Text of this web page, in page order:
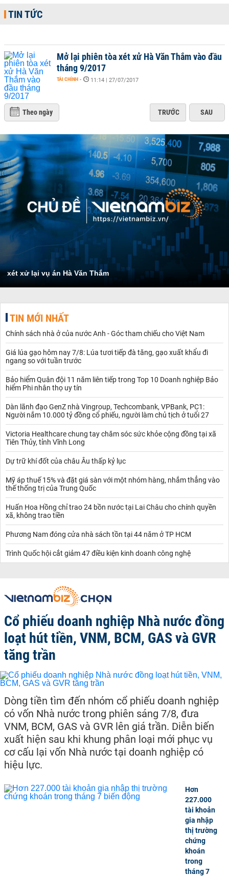
TIN TỨC
Mở lại phiên tòa xét xử Hà Văn Thắm vào đầu
tháng 9/2017
TÀI CHÍNH - 11:14 | 27/07/2017
Theo ngày TRƯỚC SAU
xét xử lại vụ án Hà Văn Thắm
TIN MỚI NHẤT
Chính sách nhà ở của nước Anh - Góc tham chiếu cho Việt Nam
Giá lúa gạo hôm nay 7/8: Lúa tươi tiếp đà tăng, gạo xuất khẩu đi
ngang so với tuần trước
Bảo hiểm Quân đội 11 năm liên tiếp trong Top 10 Doanh nghiệp Bảo
hiểm Phi nhân thọ uy tín
Dàn lãnh đạo GenZ nhà Vingroup, Techcombank, VPBank, PC1:
Người nắm 10.000 tỷ đồng cổ phiếu, người làm chủ tịch ở tuổi 27
Victoria Healthcare chung tay chăm sóc sức khỏe cộng đồng tại xã
Tiên Thủy, tỉnh Vĩnh Long
Dự trữ khí đốt của châu Âu thấp kỷ lục
Mỹ áp thuế 15% và đặt giá sàn với một nhóm hàng, nhắm thẳng vào
thế thống trị của Trung Quốc
Huấn Hoa Hồng chỉ trao 24 bồn nước tại Lai Châu cho chính quyền
xã, không trao tiền
Phương Nam đóng cửa nhà sách tồn tại 44 năm ở TP HCM
Trình Quốc hội cắt giảm 47 điều kiện kinh doanh công nghệ
Cổ phiếu doanh nghiệp Nhà nước đồng
loạt hút tiền, VNM, BCM, GAS và GVR
tăng trần
Dòng tiền tìm đến nhóm cổ phiếu doanh nghiệp
có vốn Nhà nước trong phiên sáng 7/8, đưa
VNM, BCM, GAS và GVR lên giá trần. Diễn biến
xuất hiện sau khi khung phân loại mới phục vụ
cơ cấu lại vốn Nhà nước tại doanh nghiệp có
hiệu lực.
Hơn
227.000
tài khoản
gia nhập
thị trường
chứng
khoán
trong
tháng 7